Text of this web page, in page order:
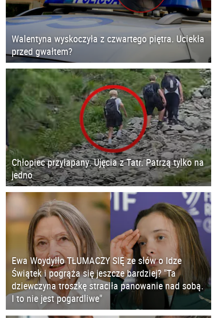
Walentyna wyskoczyła z czwartego piętra. Uciekła
przed gwałtem?
Chłopiec przyłapany. Ujęcia z Tatr. Patrzą tylko na
jedno
Ewa Woydyłło TŁUMACZY SIĘ ze słów o Idze
Świątek i pogrąża się jeszcze bardziej? "Ta
dziewczyna troszkę straciła panowanie nad sobą.
I to nie jest pogardliwe"